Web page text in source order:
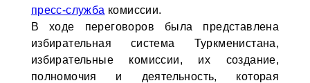
пресс-служба комиссии.
В ходе переговоров была представлена
избирательная система Туркменистана,
избирательные комиссии, их создание,
полномочия и деятельность, которая